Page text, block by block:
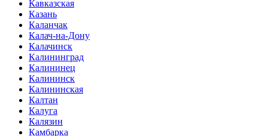
Кавказская
Казань
Каланчак
Калач-на-Дону
Калачинск
Калининград
Калининец
Калининск
Калининская
Калтан
Калуга
Калязин
Камбарка